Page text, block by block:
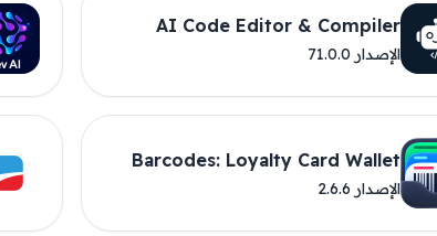
AI Code Editor & Compiler
الإصدار 71.0.0
Barcodes: Loyalty Card Wallet
الإصدار 2.6.6